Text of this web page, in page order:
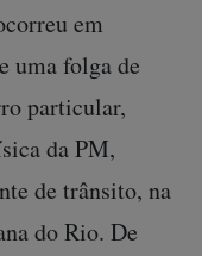
em
uma folga de
particular,
da PM,
de trânsito, na
do Rio. De